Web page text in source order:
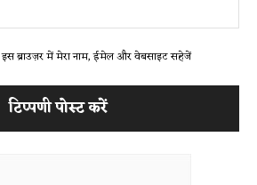
इस ब्राउज़र में मेरा नाम, ईमेल और वेबसाइट सहेजें